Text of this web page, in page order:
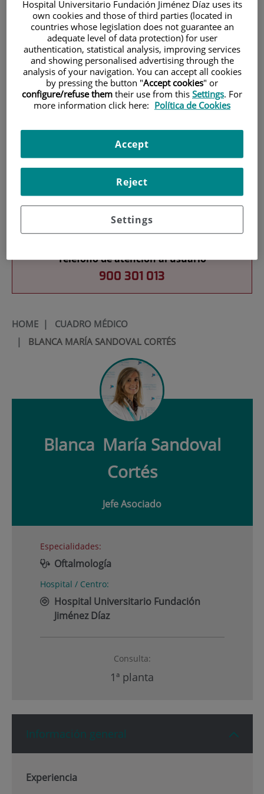
Research
Teaching
Teléfono de atención al usuario
900 301 013
HOME| CUADRO MÉDICO
| BLANCA MARÍA SANDOVAL CORTÉS
Blanca María Sandoval
Cortés
Jefe Asociado
Especialidades:
Oftalmología
Hospital / Centro:
Hospital Universitario Fundación
Jiménez Díaz
Consulta:
1ª planta
Información general
Experiencia
Hospital Universitario Fundación Jiménez Díaz uses its
own cookies and those of third parties (located in
countries whose legislation does not guarantee an
adequate level of data protection) for user
authentication, statistical analysis, improving services
and showing personalised advertising through the
analysis of your navigation. You can accept all cookies
by pressing the button "Accept cookies" or
configure/refuse them their use from this Settings. For
more information click here: Política de Cookies
Settings
Reject
Accept